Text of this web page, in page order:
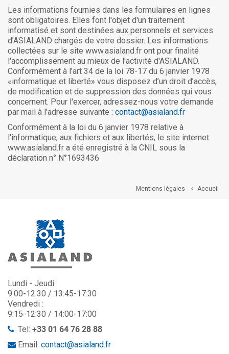
Les informations fournies dans les formulaires en lignes
sont obligatoires. Elles font l'objet d'un traitement
informatisé et sont destinées aux personnels et services
d’ASIALAND chargés de votre dossier. Les informations
collectées sur le site www.asialand.fr ont pour finalité
l'accomplissement au mieux de l'activité d'ASIALAND.
Conformément à l’art 34 de la loi 78-17 du 6 janvier 1978
«informatique et liberté» vous disposez d’un droit d’accès,
de modification et de suppression des données qui vous
concernent. Pour l'exercer, adressez-nous votre demande
par mail à l'adresse suivante : contact@asialand.fr
Conformément à la loi du 6 janvier 1978 relative à
l'informatique, aux fichiers et aux libertés, le site internet
www.asialand.fr a été enregistré à la CNIL sous la
déclaration n° N°1693436
Accueil

Mentions légales
Lundi - Jeudi :
9:00-12:30 / 13:45-17:30
Vendredi :
9:15-12:30 / 14:00-17:00
Tel: +33 01 64 76 28 88
Email: contact@asialand.fr